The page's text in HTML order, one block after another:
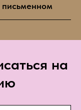
письменном
на